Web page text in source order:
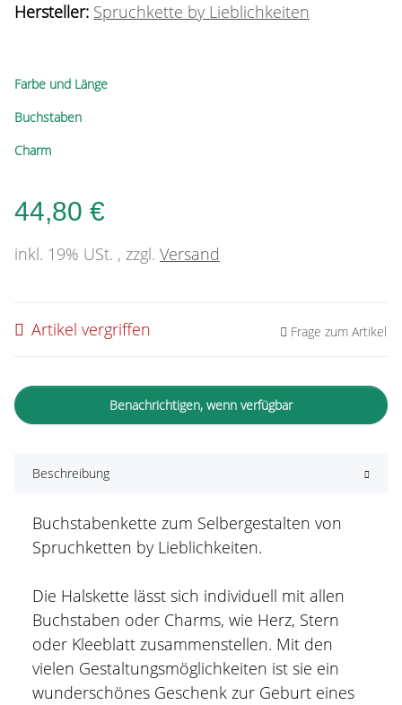
Hersteller: Spruchkette by Lieblichkeiten
Farbe und Länge
Buchstaben
Charm
44,80 €
inkl. 19% USt. , zzgl. Versand
Artikel vergriffen Frage zum Artikel
Benachrichtigen, wenn verfügbar
Beschreibung
Buchstabenkette zum Selbergestalten von
Spruchketten by Lieblichkeiten.
Die Halskette lässt sich individuell mit allen
Buchstaben oder Charms, wie Herz, Stern
oder Kleeblatt zusammenstellen. Mit den
vielen Gestaltungsmöglichkeiten ist sie ein
wunderschönes Geschenk zur Geburt eines